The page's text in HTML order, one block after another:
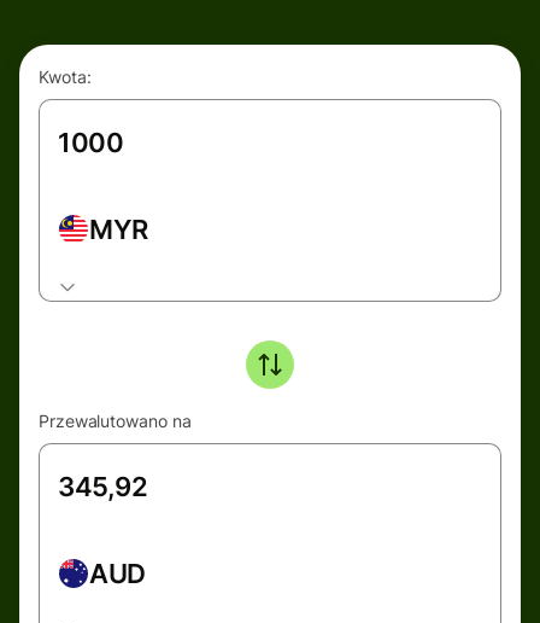
Kwota:
MYR
Przewalutowano na
AUD